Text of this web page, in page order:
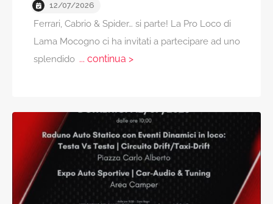
12/07/2026
Ferrari, Cabrio & Spider… si parte! La Pro Loco di
Lama Mocogno ci ha invitati a partecipare ad uno
splendido... continua >